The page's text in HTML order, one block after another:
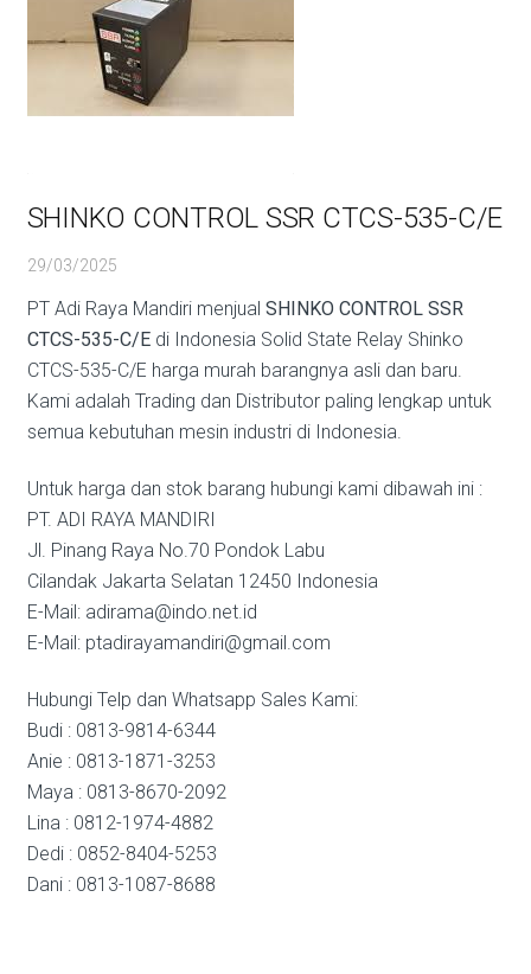
SHINKO CONTROL SSR CTCS-535-C/E
29/03/2025
PT Adi Raya Mandiri menjual SHINKO CONTROL SSR
CTCS-535-C/Edi Indonesia Solid State Relay Shinko
CTCS-535-C/E harga murah barangnya asli dan baru.
Kami adalah Trading dan Distributor paling lengkap untuk
semua kebutuhan mesin industri di Indonesia.
Untuk harga dan stok barang hubungi kami dibawah ini :
PT. ADI RAYA MANDIRI
Jl. Pinang Raya No.70 Pondok Labu
Cilandak Jakarta Selatan 12450 Indonesia
E-Mail: adirama@indo.net.id
E-Mail: ptadirayamandiri@gmail.com
Hubungi Telp dan Whatsapp Sales Kami:
Budi : 0813-9814-6344
Anie : 0813-1871-3253
Maya : 0813-8670-2092
Lina : 0812-1974-4882
Dedi : 0852-8404-5253
Dani : 0813-1087-8688